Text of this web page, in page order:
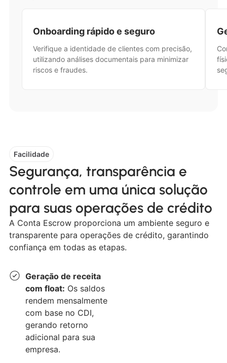
Onboarding rápido e seguro
Verifique a identidade de clientes com precisão,
utilizando análises documentais para minimizar
riscos e fraudes.
Facilidade
Segurança, transparência e
controle em uma única solução
para suas operações de crédito
A Conta Escrow proporciona um ambiente seguro e
transparente para operações de crédito, garantindo
confiança em todas as etapas.
Geração de receita
com float: Os saldos
rendem mensalmente
com base no CDI,
gerando retorno
adicional para sua
empresa.